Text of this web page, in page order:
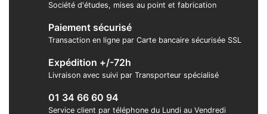
Société d'études, mises au point et fabrication
Paiement sécurisé
Transaction en ligne par Carte bancaire sécurisée SSL
Expédition +/-72h
Livraison avec suivi par Transporteur spécialisé
01 34 66 60 94
Service client par téléphone du Lundi au Vendredi